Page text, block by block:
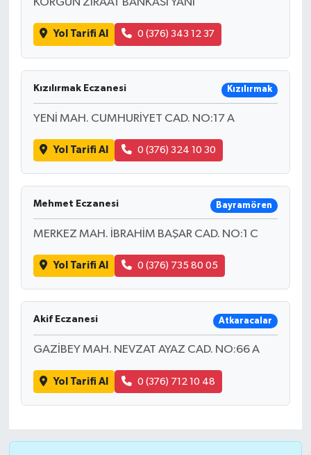
KORGUN ZİRAAT BANKASI YANI
Yol Tarifi Al 0 (376) 343 12 37
Kızılırmak Eczanesi Kızılırmak
YENİ MAH. CUMHURİYET CAD. NO:17 A
Yol Tarifi Al 0 (376) 324 10 30
Mehmet Eczanesi Bayramören
MERKEZ MAH. İBRAHİM BAŞAR CAD. NO:1 C
Yol Tarifi Al 0 (376) 735 80 05
Akif Eczanesi Atkaracalar
GAZİBEY MAH. NEVZAT AYAZ CAD. NO:66 A
Yol Tarifi Al 0 (376) 712 10 48